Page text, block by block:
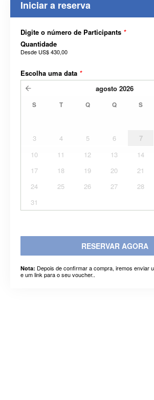
Iniciar a reserva
Digite o número de Participants *
Quantidade
Desde US$ 430,00
Escolha uma data *
agosto 2026
S T Q Q S
3
4 5 6 7
10
11 12 13 14
17
18 19 20 21
24
25 26 27 28
31
RESERVAR AGORA
Nota: Depois de confirmar a compra, iremos enviar
e um link para o seu voucher..